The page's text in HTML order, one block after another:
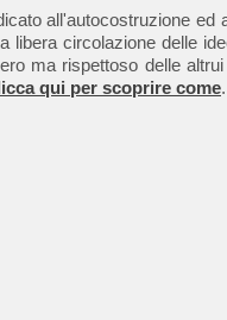
all'autocostruzione
circolazione delle
ma rispettoso delle
qui per scoprire come.